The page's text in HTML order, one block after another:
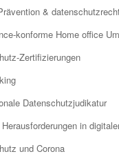
&
konforme Home office
Zertifizierungen
Datenschutzjudikatur
in
und Corona